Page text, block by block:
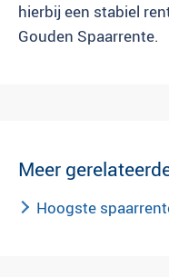
hierbij een stabiel
Gouden Spaarrente.
Meer
Hoogste